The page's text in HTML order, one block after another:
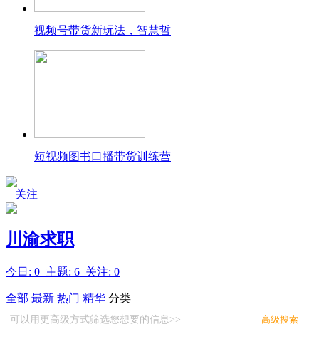
视频号带货新玩法，智慧哲
短视频图书口播带货训练营
+ 关注
川渝求职
今日: 0 主题: 6 关注: 0
全部 最新 热门 精华 分类
可以用更高级方式筛选您想要的信息>> 高级搜索